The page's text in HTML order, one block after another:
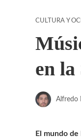
CULTURA Y
en la
Alfredo
El mundo